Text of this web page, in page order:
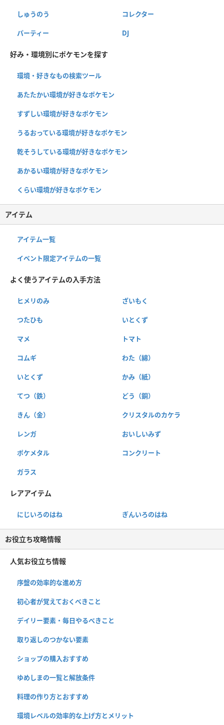
しゅうのう コレクター
パーティー DJ
好み・環境別にポケモンを探す
環境・好きなもの検索ツール
あたたかい環境が好きなポケモン
すずしい環境が好きなポケモン
うるおっている環境が好きなポケモン
乾そうしている環境が好きなポケモン
あかるい環境が好きなポケモン
くらい環境が好きなポケモン
アイテム
アイテム一覧
イベント限定アイテムの一覧
よく使うアイテムの入手方法
ヒメリのみ ざいもく
つたひも いとくず
マメ トマト
コムギ わた（綿）
いとくず かみ（紙）
てつ（鉄） どう（銅）
きん（金） クリスタルのカケラ
レンガ おいしいみず
ポケメタル コンクリート
ガラス
レアアイテム
にじいろのはね ぎんいろのはね
お役立ち攻略情報
人気お役立ち情報
序盤の効率的な進め方
初心者が覚えておくべきこと
デイリー要素・毎日やるべきこと
取り返しのつかない要素
ショップの購入おすすめ
ゆめしまの一覧と解放条件
料理の作り方とおすすめ
環境レベルの効率的な上げ方とメリット